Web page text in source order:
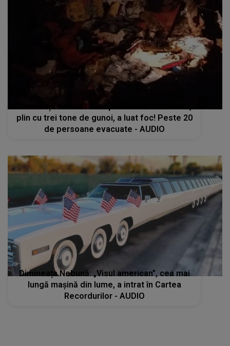
Dimineața Nebună: Un apartament din Bârlad,
plin cu trei tone de gunoi, a luat foc! Peste 20
de persoane evacuate - AUDIO
Dimineața Nebună: „Visul american”, cea mai
lungă mașină din lume, a intrat în Cartea
Recordurilor - AUDIO